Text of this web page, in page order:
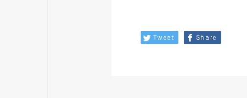
Tweet Share